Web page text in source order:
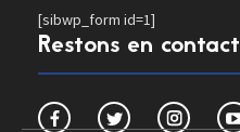
[sibwp_form id=1]
Restons en contact